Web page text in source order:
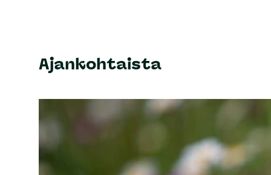
Ajankohtaista